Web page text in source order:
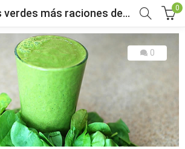
Jugos verdes más raciones de vegetales al dia 0
0